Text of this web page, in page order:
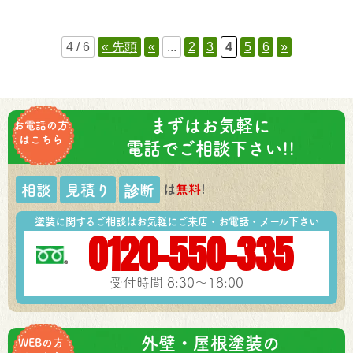
4 / 6 « 先頭 « ... 2 3 4 5 6 »
お電話の方
はこちら
まずはお気軽に
電話でご相談下さい!!
相談 見積り 診断 は無料!
塗装に関するご相談はお気軽にご来店・お電話・メール下さい
0120-550-335
受付時間 8:30～18:00
WEBの方
外壁・屋根塗装の